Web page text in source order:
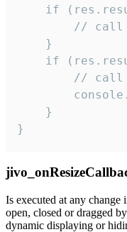
if
//
    }
if
//
    }
}
Is executed at any
open, closed or dragged
dynamic displaying or